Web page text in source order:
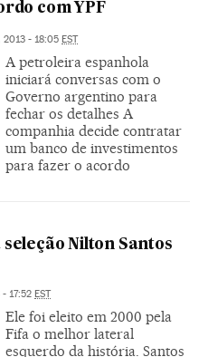
com YPF
2013 - 18:05 EST
A petroleira espanhola
iniciará conversas com o
Governo argentino para
fechar os detalhes A
companhia decide contratar
um banco de investimentos
para fazer o acordo
Nilton Santos
- 17:52 EST
Ele foi eleito em 2000 pela
Fifa o melhor lateral
esquerdo da história. Santos